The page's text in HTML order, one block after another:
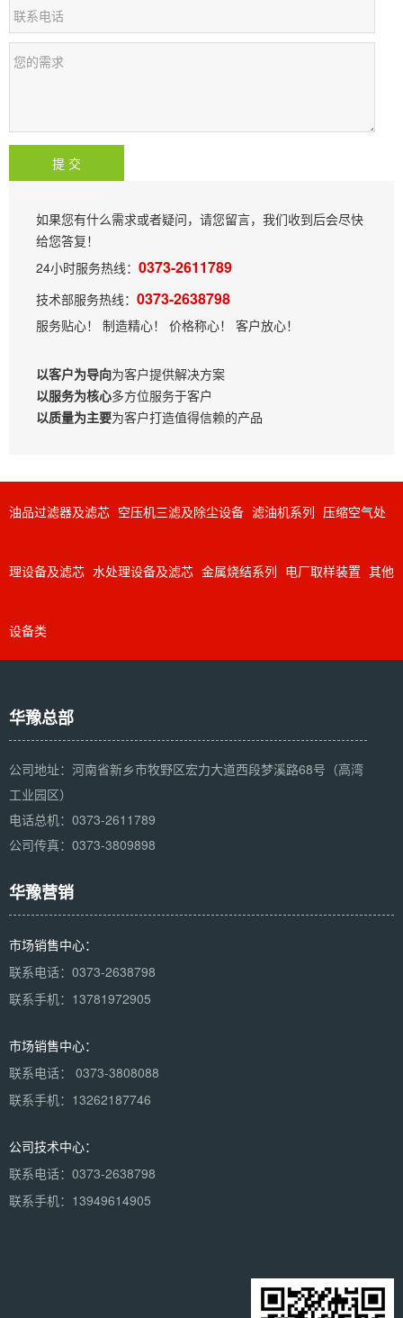
如果您有什么需求或者疑问，请您留言，我们收到后会尽快
给您答复！
24小时服务热线： 0373-2611789
技术部服务热线： 0373-2638798
服务贴心！ 制造精心！ 价格称心！ 客户放心！
以客户为导向为客户提供解决方案
以服务为核心多方位服务于客户
以质量为主要为客户打造值得信赖的产品
油品过滤器及滤芯 空压机三滤及除尘设备 滤油机系列 压缩空气处
理设备及滤芯 水处理设备及滤芯 金属烧结系列 电厂取样装置 其他
设备类
华豫总部
公司地址：河南省新乡市牧野区宏力大道西段梦溪路68号（高湾
工业园区）
电话总机：0373-2611789
公司传真：0373-3809898
华豫营销
市场销售中心：
联系电话：0373-2638798
联系手机：13781972905
市场销售中心：
联系电话： 0373-3808088
联系手机：13262187746
公司技术中心：
联系电话：0373-2638798
联系手机：13949614905